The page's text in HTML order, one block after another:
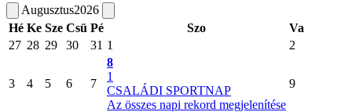
Augusztus2026
Hé Ke Sze Csü Pé Szo
Va
27 28 29 30 31 1 2
3 4 5 6 7
8
1
CSALÁDI SPORTNAP
Az összes napi rekord megjelenítése
9